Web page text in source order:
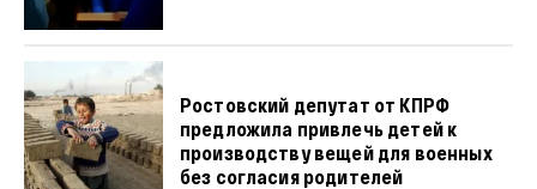
Ростовский депутат от КПРФ
предложила привлечь детей к
производству вещей для военных
без согласия родителей